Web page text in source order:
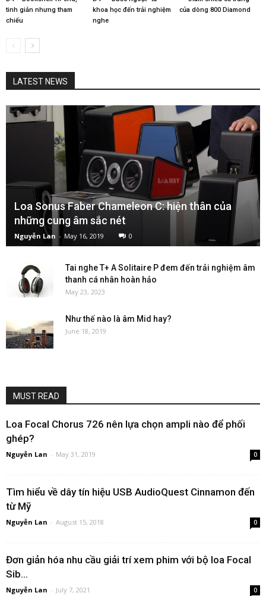
tinh giản nhưng tham
chiếu
khoa học đến trải nghiệm
nghe
của dòng 800 Diamond
LATEST NEWS
Loa Sonus Faber Chameleon C: hiện thân của
những cung âm sắc nét
Nguyễn Lan - May 16, 2019 0
Tai nghe T+ A Solitaire P đem đến trải nghiệm âm
thanh cá nhân hoàn hảo
May 23, 2023
Như thế nào là âm Mid hay?
June 18, 2019
MUST READ
Loa Focal Chorus 726 nên lựa chọn ampli nào để phối
ghép?
Nguyễn Lan - May 31, 2019 0
Tìm hiểu về dây tín hiệu USB AudioQuest Cinnamon đến
từ Mỹ
Nguyễn Lan - August 15, 2018 0
Đơn giản hóa nhu cầu giải trí xem phim với bộ loa Focal
Sib...
Nguyễn Lan - July 7, 2021 0